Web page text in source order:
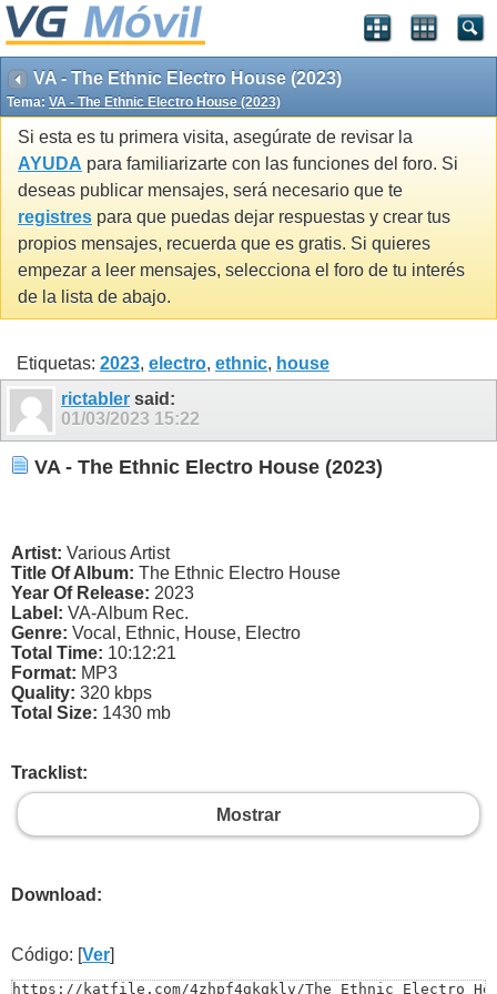
VA - The Ethnic Electro House (2023)
Tema: VA - The Ethnic Electro House (2023)
Si esta es tu primera visita, asegúrate de revisar la
AYUDA para familiarizarte con las funciones del foro. Si
deseas publicar mensajes, será necesario que te
registres para que puedas dejar respuestas y crear tus
propios mensajes, recuerda que es gratis. Si quieres
empezar a leer mensajes, selecciona el foro de tu interés
de la lista de abajo.
Etiquetas: 2023, electro, ethnic, house
rictabler said:
01/03/2023 15:22
VA - The Ethnic Electro House (2023)
Artist: Various Artist
Title Of Album: The Ethnic Electro House
Year Of Release: 2023
Label: VA-Album Rec.
Genre: Vocal, Ethnic, House, Electro
Total Time: 10:12:21
Format: MP3
Quality: 320 kbps
Total Size: 1430 mb
Tracklist:
Mostrar
Download:
Código: [Ver]
https://katfile.com/4zhpf4gkqklv/